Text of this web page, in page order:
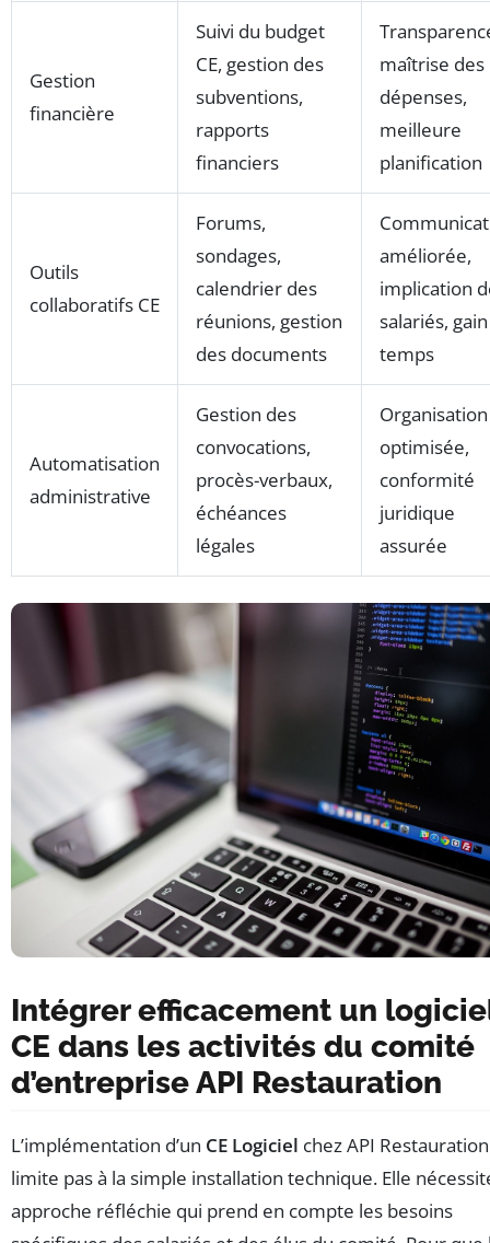
Gestion
financière
Suivi du budget
CE, gestion des
subventions,
rapports
financiers
maîtrise des
dépenses,
meilleure
planification
Outils
collaboratifs CE
Forums,
sondages,
calendrier des
réunions, gestion
des documents
améliorée,
implication
salariés,
temps
Automatisation
administrative
Gestion des
convocations,
procès-verbaux,
échéances
légales
Organisation
optimisée,
conformité
juridique
assurée
Intégrer efficacement un
CE dans les activités du comité
d’entreprise API Restauration
L’implémentation d’un CE Logiciel chez API
limite pas à la simple installation technique. Elle
approche réfléchie qui prend en compte les besoins